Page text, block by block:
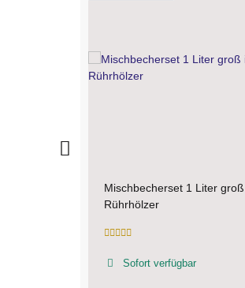
Aktion Schleifset - Sparset